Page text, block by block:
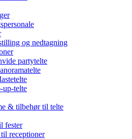
og nedtagning
partytelte
up-telte
& tilbehør til telte
fester
receptioner